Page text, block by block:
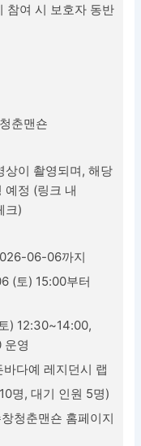
참여 시 보호자 동반
춘맨숀
상이 촬영되며, 해당
예정 (링크 내
크)
06-06까지
(토) 15:00부터
) 12:30~14:00,
영
다예 레지던시 랩
명, 대기 인원 5명)
청춘맨숀 홈페이지